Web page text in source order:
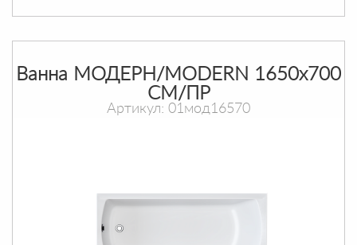
Ванна МОДЕРН/MODERN 1650х700
СМ/ПР
Артикул: 01мод16570